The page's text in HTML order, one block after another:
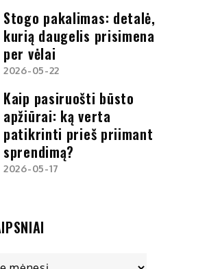
Stogo pakalimas: detalė,
kurią daugelis prisimena
per vėlai
2026-05-22
Kaip pasiruošti būsto
apžiūrai: ką verta
patikrinti prieš priimant
sprendimą?
2026-05-17